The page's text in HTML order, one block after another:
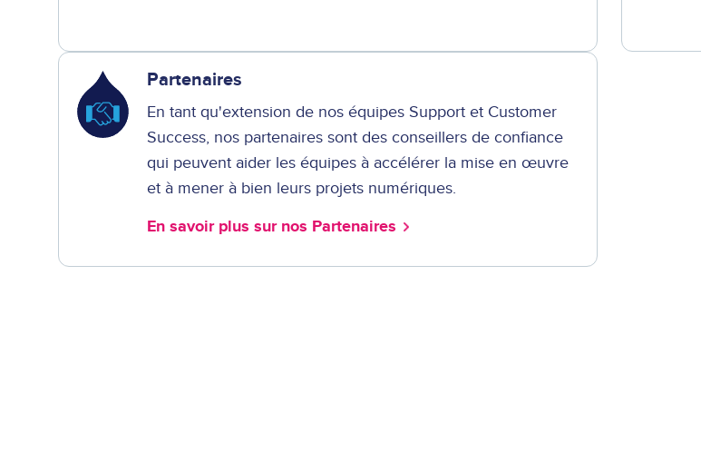
Partenaires
En tant qu'extension de nos équipes Support et Customer
Success, nos partenaires sont des conseillers de confiance
qui peuvent aider les équipes à accélérer la mise en œuvre
et à mener à bien leurs projets numériques.
En savoir plus sur nos Partenaires